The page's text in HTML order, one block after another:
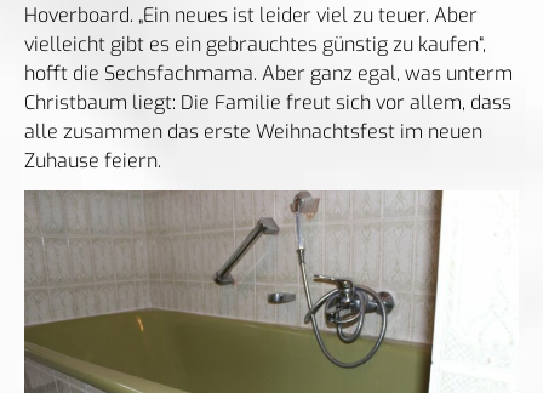
Hoverboard. „Ein neues ist leider viel zu teuer. Aber
vielleicht gibt es ein gebrauchtes günstig zu kaufen“,
hofft die Sechsfachmama. Aber ganz egal, was unterm
Christbaum liegt: Die Familie freut sich vor allem, dass
alle zusammen das erste Weihnachtsfest im neuen
Zuhause feiern.